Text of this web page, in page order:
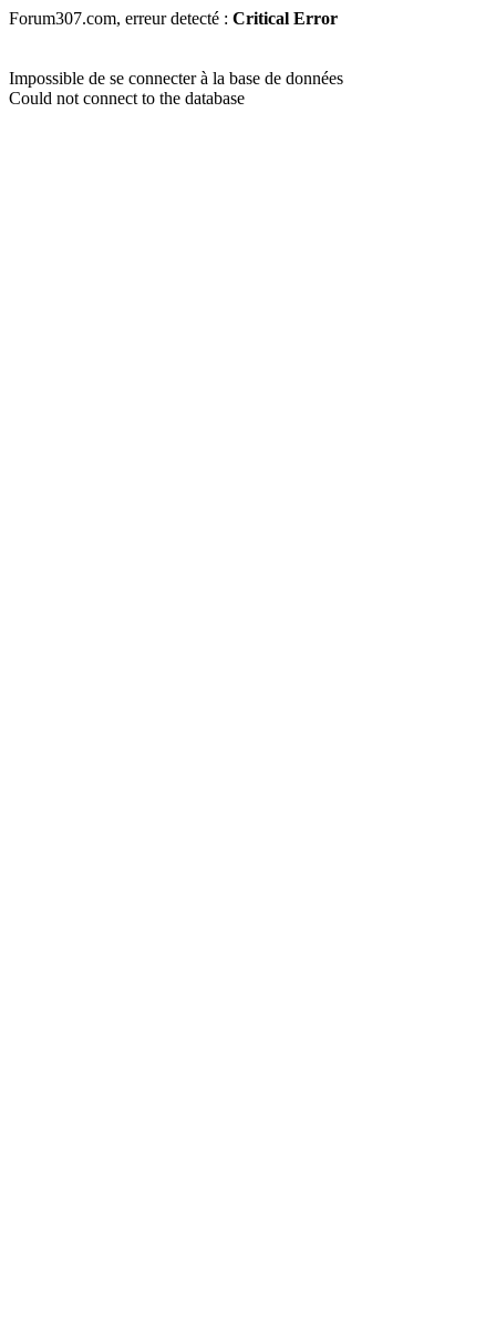
Forum307.com, erreur detecté : Critical Error
Impossible de se connecter à la base de données
Could not connect to the database